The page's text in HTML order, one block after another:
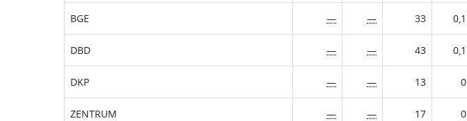
BGE — — 33 0,1
DBD — — 43 0,1
DKP — — 13 0
ZENTRUM — — 17 0